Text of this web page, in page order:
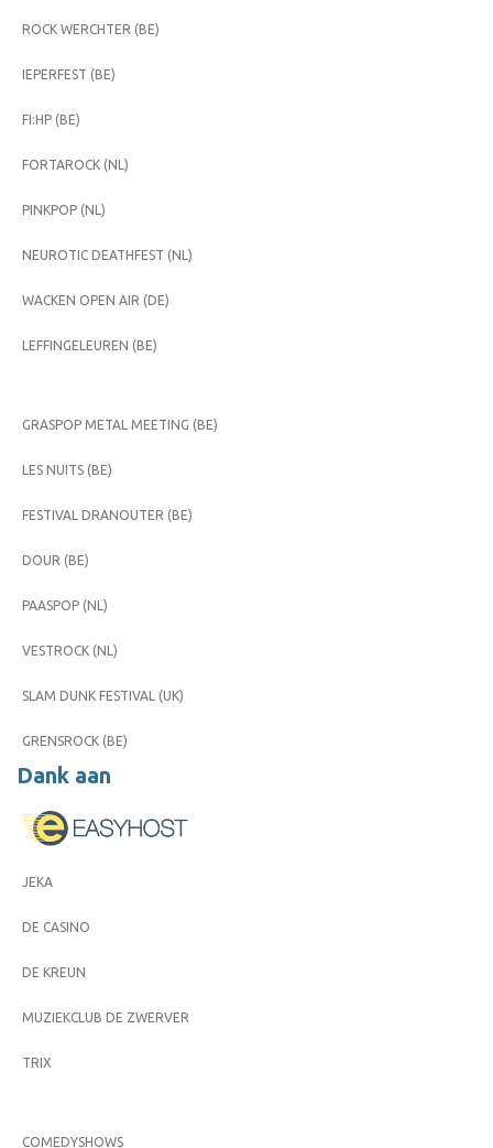
ROCK WERCHTER (BE)
IEPERFEST (BE)
FI:HP (BE)
FORTAROCK (NL)
PINKPOP (NL)
NEUROTIC DEATHFEST (NL)
WACKEN OPEN AIR (DE)
LEFFINGELEUREN (BE)
GRASPOP METAL MEETING (BE)
LES NUITS (BE)
FESTIVAL DRANOUTER (BE)
DOUR (BE)
PAASPOP (NL)
VESTROCK (NL)
SLAM DUNK FESTIVAL (UK)
GRENSROCK (BE)
Dank aan
JEKA
DE CASINO
DE KREUN
MUZIEKCLUB DE ZWERVER
TRIX
COMEDYSHOWS